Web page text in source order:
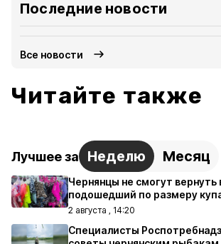
Последние новости
Все новости
Читайте также
Лучшее за Неделю Месяц
Чернянцы не смогут вернуть
подошедший по размеру
2 августа , 14:20
Специалисты